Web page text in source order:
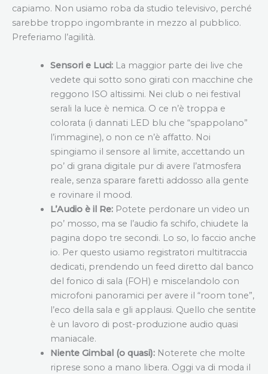
capiamo. Non usiamo roba da studio televisivo, perché
sarebbe troppo ingombrante in mezzo al pubblico.
Preferiamo l’agilità.
Sensori e Luci:La maggior parte dei live che
vedete qui sotto sono girati con macchine che
reggono ISO altissimi. Nei club o nei festival
serali la luce è nemica. O ce n’è troppa e
colorata (i dannati LED blu che “spappolano”
l’immagine), o non ce n’è affatto. Noi
spingiamo il sensore al limite, accettando un
po’ di grana digitale pur di avere l’atmosfera
reale, senza sparare faretti addosso alla gente
e rovinare il mood.
L’Audio è il Re:Potete perdonare un video un
po’ mosso, ma se l’audio fa schifo, chiudete la
pagina dopo tre secondi. Lo so, lo faccio anche
io. Per questo usiamo registratori multitraccia
dedicati, prendendo un feed diretto dal banco
del fonico di sala (FOH) e miscelandolo con
microfoni panoramici per avere il “room tone”,
l’eco della sala e gli applausi. Quello che sentite
è un lavoro di post-produzione audio quasi
maniacale.
Niente Gimbal (o quasi):Noterete che molte
riprese sono a mano libera. Oggi va di moda il